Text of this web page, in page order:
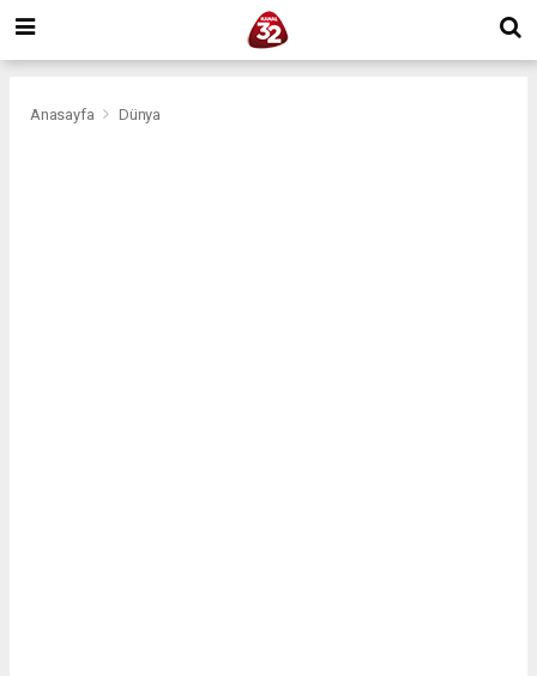
Anasayfa Dünya